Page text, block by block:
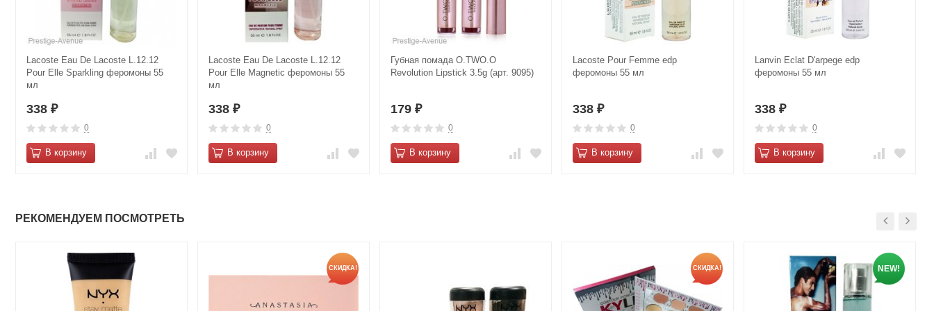
Lacoste Eau De Lacoste L.12.12
Pour Elle Sparkling феромоны 55
мл
338 ₽
0
В корзину
Lacoste Eau De Lacoste L.12.12
Pour Elle Magnetic феромоны 55
мл
338 ₽
0
В корзину
Губная помада O.TWO.O
Revolution Lipstick 3.5g (арт. 9095)
179 ₽
0
В корзину
Lacoste Pour Femme edp
феромоны 55 мл
338 ₽
0
В корзину
Lanvin Eclat D'arpege edp
феромоны 55 мл
338 ₽
0
В корзину
РЕКОМЕНДУЕМ ПОСМОТРЕТЬ
СКИДКА! СКИДКА! NEW!